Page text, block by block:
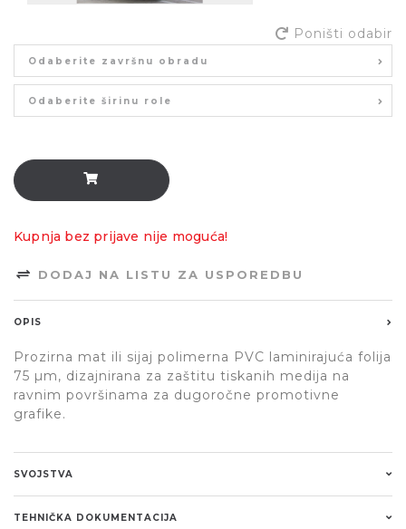
Poništi odabir
Odaberite završnu obradu
Odaberite širinu role
Kupnja bez prijave nije moguća!
DODAJ NA LISTU ZA USPOREDBU
OPIS
Prozirna mat ili sijaj polimerna PVC laminirajuća folija
75 µm, dizajnirana za zaštitu tiskanih medija na
ravnim površinama za dugoročne promotivne
grafike.
SVOJSTVA
TEHNIČKA DOKUMENTACIJA